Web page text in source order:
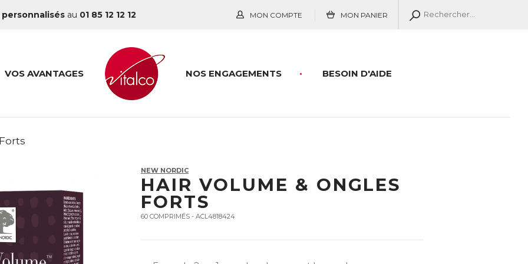
au 01 85 12 12 12 MON COMPTE MON PANIER
VOS AVANTAGES BESOIN D'AIDE
NOS ENGAGEMENTS
NEW NORDIC
HAIR VOLUME & ONGLES
FORTS
60 COMPRIMÉS - ACL4818424